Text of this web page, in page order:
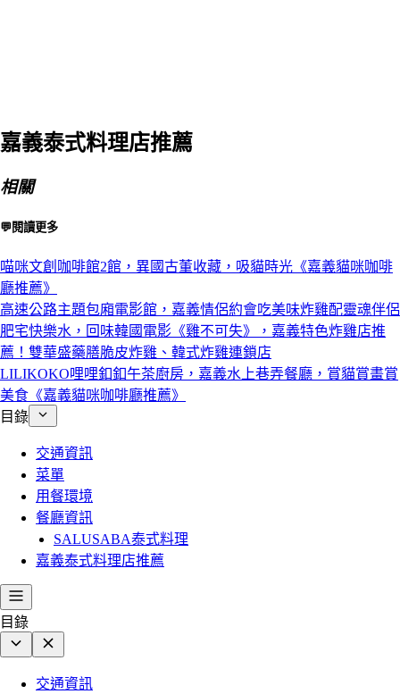
嘉義泰式料理店推薦
相關
💬閱讀更多
喵咪文創咖啡館2館，異國古董收藏，吸貓時光《嘉義貓咪咖啡
廳推薦》
高速公路主題包廂電影館，嘉義情侶約會吃美味炸雞配靈魂伴侶
肥宅快樂水，回味韓國電影《雞不可失》，嘉義特色炸雞店推
薦！雙華盛藥膳脆皮炸雞、韓式炸雞連鎖店
LILIKOKO哩哩釦釦午茶廚房，嘉義水上巷弄餐廳，賞貓賞畫賞
美食《嘉義貓咪咖啡廳推薦》
目錄
交通資訊
菜單
用餐環境
餐廳資訊
SALUSABA泰式料理
嘉義泰式料理店推薦
目錄
交通資訊